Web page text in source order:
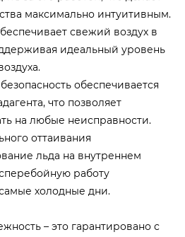
максимально интуитивным.
свежий воздух в
идеальный уровень
обеспечивается
что позволяет
на любые неисправности.
оттаивания
льда на внутреннем
работу
холодные дни.
– это гарантировано с